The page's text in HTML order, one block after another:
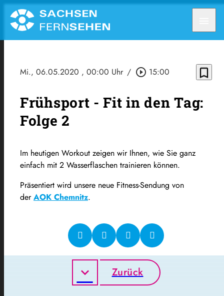
Mi., 06.05.2020 , 00:00 Uhr / play_circle_outline 15:00 bookmark_border
Frühsport - Fit in den Tag:
Folge 2
Im heutigen Workout zeigen wir Ihnen, wie Sie ganz
einfach mit 2 Wasserflaschen trainieren können.
Präsentiert wird unsere neue Fitness-Sendung von
derAOK Chemnitz.
Zurück